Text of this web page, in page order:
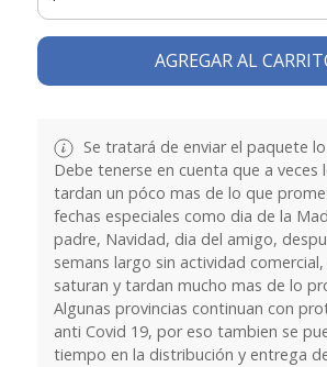
AGREGAR AL
Se tratará de enviar el paquete
Debe tenerse en cuenta que a veces
tardan un póco mas de lo que
fechas especiales como dia de la
padre, Navidad, dia del amigo,
semans largo sin actividad
saturan y tardan mucho mas de lo
Algunas provincias continuan con
anti Covid 19, por eso tambien se
tiempo en la distribución y entrega